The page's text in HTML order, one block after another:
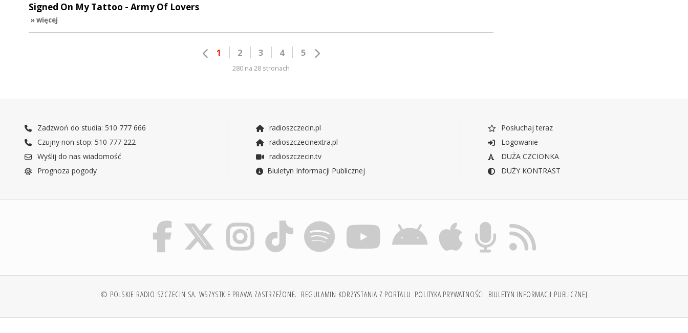
Signed On My Tattoo - Army Of Lovers
» więcej
1 2 3 4 5
280 na 28 stronach
Zadzwoń do studia: 510 777 666
Czujny non stop: 510 777 222
Wyślij do nas wiadomość
Prognoza pogody
radioszczecin.pl
radioszczecinextra.pl
radioszczecin.tv
Biuletyn Informacji Publicznej
Posłuchaj teraz
Logowanie
DUŻA CZCIONKA
DUŻY KONTRAST
© POLSKIE RADIO SZCZECIN SA. WSZYSTKIE PRAWA ZASTRZEŻONE. REGULAMIN KORZYSTANIA Z PORTALU POLITYKA PRYWATNOŚCI BIULETYN INFORMACJI PUBLICZNEJ